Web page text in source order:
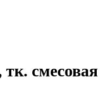
смесовая